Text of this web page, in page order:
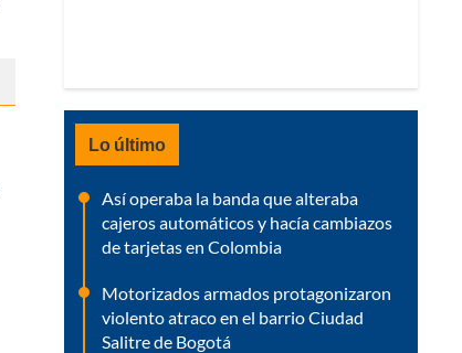
Lo último
Así operaba la banda que alteraba
cajeros automáticos y hacía cambiazos
de tarjetas en Colombia
Motorizados armados protagonizaron
violento atraco en el barrio Ciudad
Salitre de Bogotá